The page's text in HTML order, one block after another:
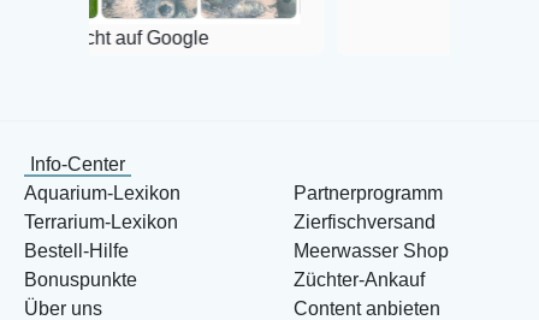
Info-Center
Aquarium-Lexikon
Terrarium-Lexikon
Bestell-Hilfe
Bonuspunkte
Über uns
Partnerprogramm
Zierfischversand
Meerwasser Shop
Züchter-Ankauf
Content anbieten